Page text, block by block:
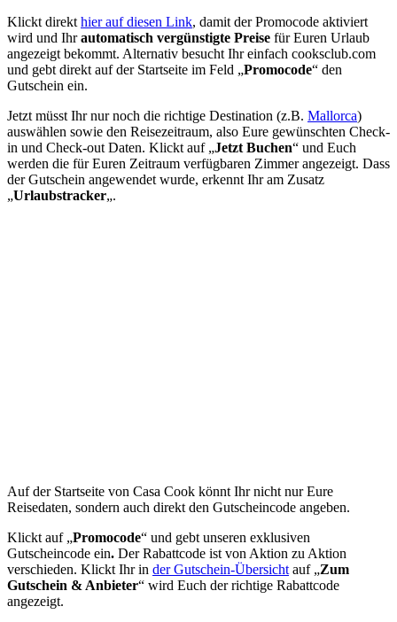
Klickt direkt hier auf diesen Link, damit der Promocode aktiviert
wird und Ihrautomatisch vergünstigte Preise für Euren Urlaub
angezeigt bekommt. Alternativ besucht Ihr einfach cooksclub.com
und gebt direkt auf der Startseite im Feld „Promocode“ den
Gutschein ein.
Jetzt müsst Ihr nur noch die richtige Destination (z.B. Mallorca)
auswählen sowie den Reisezeitraum, also Eure gewünschten Check-
in und Check-out Daten. Klickt auf „Jetzt Buchen“ und Euch
werden die für Euren Zeitraum verfügbaren Zimmer angezeigt. Dass
der Gutschein angewendet wurde, erkennt Ihr am Zusatz
„Urlaubstracker„.
Auf der Startseite von Casa Cook könnt Ihr nicht nur Eure
Reisedaten, sondern auch direkt den Gutscheincode angeben.
Klickt auf „Promocode“ und gebt unseren exklusiven
Gutscheincode ein. Der Rabattcode ist von Aktion zu Aktion
verschieden. Klickt Ihr in der Gutschein-Übersicht auf „Zum
Gutschein & Anbieter“ wird Euch der richtige Rabattcode
angezeigt.